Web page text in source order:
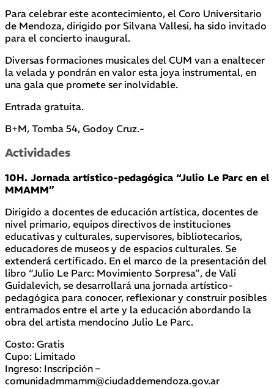
Para celebrar este acontecimiento, el Coro Universitario
de Mendoza, dirigido por Silvana Vallesi, ha sido invitado
para el concierto inaugural.
Diversas formaciones musicales del CUM van a enaltecer
la velada y pondrán en valor esta joya instrumental, en
una gala que promete ser inolvidable.
Entrada gratuita.
B+M, Tomba 54, Godoy Cruz.-
Actividades
10H. Jornada artístico-pedagógica “Julio Le Parc en el
MMAMM”
Dirigido a docentes de educación artística, docentes de
nivel primario, equipos directivos de instituciones
educativas y culturales, supervisores, bibliotecarios,
educadores de museos y de espacios culturales. Se
extenderá certificado. En el marco de la presentación del
libro “Julio Le Parc: Movimiento Sorpresa”, de Vali
Guidalevich, se desarrollará una jornada artístico-
pedagógica para conocer, reflexionar y construir posibles
entramados entre el arte y la educación abordando la
obra del artista mendocino Julio Le Parc.
Costo: Gratis
Cupo: Limitado
Ingreso: Inscripción –
comunidadmmamm@ciudaddemendoza.gov.ar